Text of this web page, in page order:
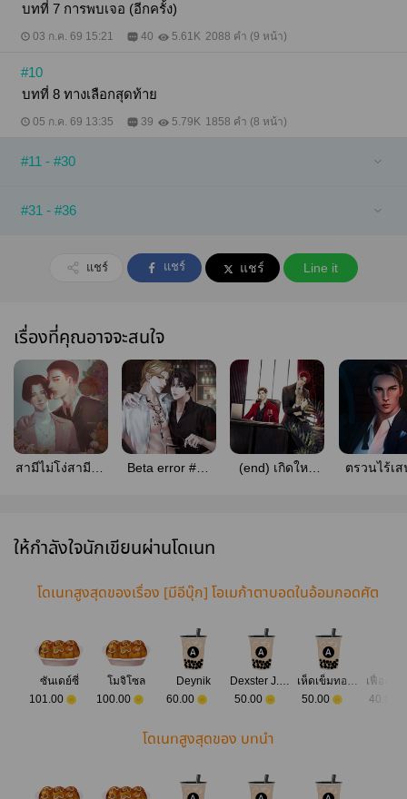
บทที่ 7 การพบเจอ (อีกครั้ง)
03 ก.ค. 69 15:21 40 5.61K 2088 คำ (9 หน้า)
#10
บทที่ 8 ทางเลือกสุดท้าย
05 ก.ค. 69 13:35 39 5.79K 1858 คำ (8 หน้า)
#11 - #30
#31 - #36
แชร์ แชร์ แชร์ Line it
เรื่องที่คุณอาจจะสนใจ
สามีไม่โง่สามีแค่
Beta error #ป่า
(end)​ เกิดใหม่
ตรวนไร้เ
ให้กำลังใจนักเขียนผ่านโดเนท
โดเนทสูงสุดของเรื่อง [มีอีบุ๊ก] โอเมก้าตาบอดในอ้อมกอดศัต
ซันเดย์ซี่
101.00
โมจิโซล
100.00
Deynik
60.00
50.00
50.00
เฟื่องทิ
40.00
โดเนทสูงสุดของ บทนำ